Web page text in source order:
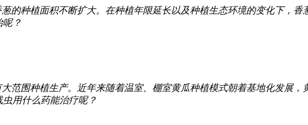
的种植面积不断扩大。在种植年限延长以及种植生态环境的变化下，
呢？
范围种植生产。近年来随着温室、棚室黄瓜种植模式朝着基地化发展
用什么药能治疗呢？